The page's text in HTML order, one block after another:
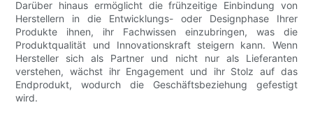
Darüber hinaus ermöglicht die frühzeitige Einbindung von
Herstellern in die Entwicklungs- oder Designphase Ihrer
Produkte ihnen, ihr Fachwissen einzubringen, was die
Produktqualität und Innovationskraft steigern kann. Wenn
Hersteller sich als Partner und nicht nur als Lieferanten
verstehen, wächst ihr Engagement und ihr Stolz auf das
Endprodukt, wodurch die Geschäftsbeziehung gefestigt
wird.